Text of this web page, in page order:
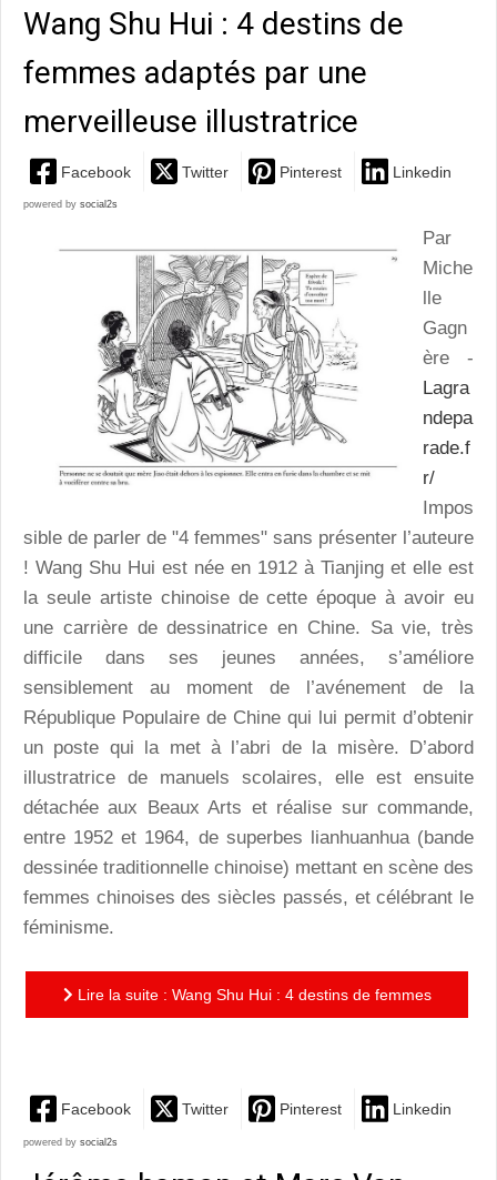
Wang Shu Hui : 4 destins de
femmes adaptés par une
merveilleuse illustratrice
Facebook Twitter Pinterest Linkedin
powered by social2s
Par
Miche
lle
Gagn
ère -
Lagra
ndepa
rade.f
r/
Impos
sible de parler de "4 femmes" sans présenter l’auteure
! Wang Shu Hui est née en 1912 à Tianjing et elle est
la seule artiste chinoise de cette époque à avoir eu
une carrière de dessinatrice en Chine. Sa vie, très
difficile dans ses jeunes années, s’améliore
sensiblement au moment de l’avénement de la
République Populaire de Chine qui lui permit d’obtenir
un poste qui la met à l’abri de la misère. D’abord
illustratrice de manuels scolaires, elle est ensuite
détachée aux Beaux Arts et réalise sur commande,
entre 1952 et 1964, de superbes lianhuanhua (bande
dessinée traditionnelle chinoise) mettant en scène des
femmes chinoises des siècles passés, et célébrant le
féminisme.
Lire la suite : Wang Shu Hui : 4 destins de femmes
Facebook Twitter Pinterest Linkedin
powered by social2s